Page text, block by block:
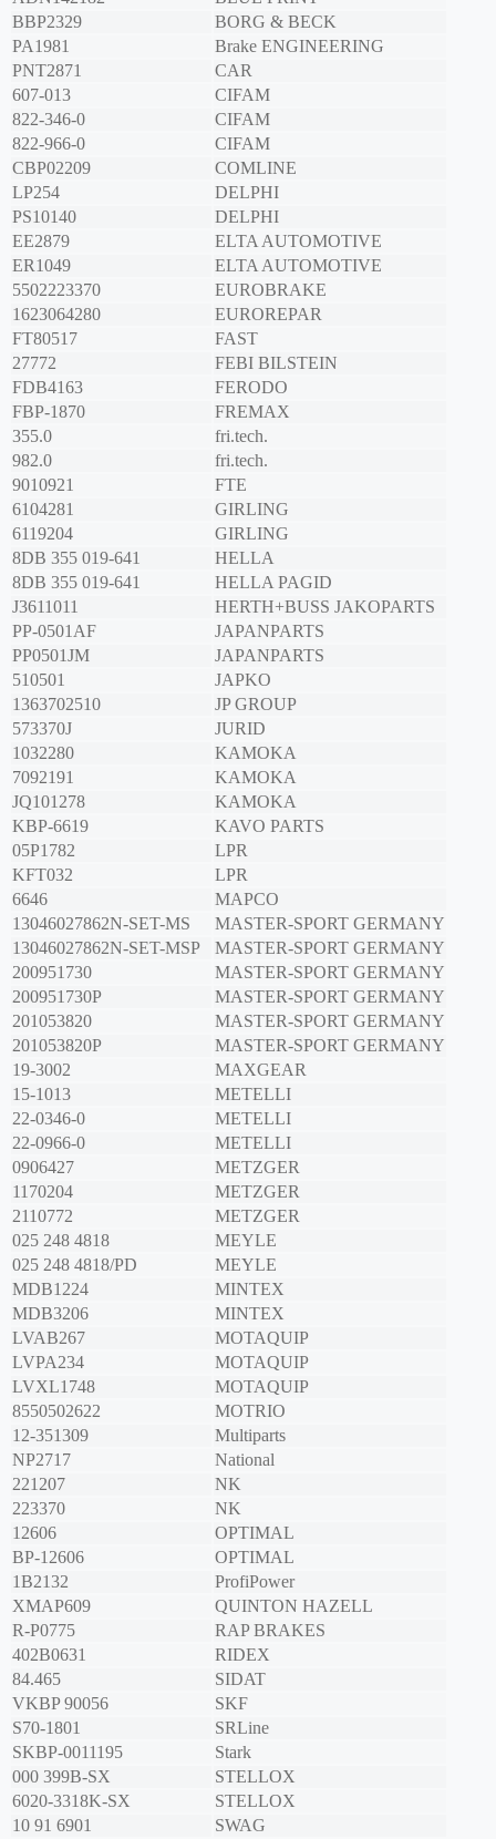
BBP2329
BORG & BECK
PA1981
Brake ENGINEERING
PNT2871
CAR
607-013
CIFAM
822-346-0
CIFAM
822-966-0
CIFAM
CBP02209
COMLINE
LP254
DELPHI
PS10140
DELPHI
EE2879
ELTA AUTOMOTIVE
ER1049
ELTA AUTOMOTIVE
5502223370
EUROBRAKE
1623064280
EUROREPAR
FT80517
FAST
27772
FEBI BILSTEIN
FDB4163
FERODO
FBP-1870
FREMAX
355.0
fri.tech.
982.0
fri.tech.
9010921
FTE
6104281
GIRLING
6119204
GIRLING
8DB 355 019-641
HELLA
8DB 355 019-641
HELLA PAGID
J3611011
HERTH+BUSS JAKOPARTS
PP-0501AF
JAPANPARTS
PP0501JM
JAPANPARTS
510501
JAPKO
1363702510
JP GROUP
573370J
JURID
1032280
KAMOKA
7092191
KAMOKA
JQ101278
KAMOKA
KBP-6619
KAVO PARTS
05P1782
LPR
KFT032
LPR
6646
MAPCO
13046027862N-SET-MS
MASTER-SPORT GERMANY
13046027862N-SET-MSP
MASTER-SPORT GERMANY
200951730
MASTER-SPORT GERMANY
200951730P
MASTER-SPORT GERMANY
201053820
MASTER-SPORT GERMANY
201053820P
MASTER-SPORT GERMANY
19-3002
MAXGEAR
15-1013
METELLI
22-0346-0
METELLI
22-0966-0
METELLI
0906427
METZGER
1170204
METZGER
2110772
METZGER
025 248 4818
MEYLE
025 248 4818/PD
MEYLE
MDB1224
MINTEX
MDB3206
MINTEX
LVAB267
MOTAQUIP
LVPA234
MOTAQUIP
LVXL1748
MOTAQUIP
8550502622
MOTRIO
12-351309
Multiparts
NP2717
National
221207
NK
223370
NK
12606
OPTIMAL
BP-12606
OPTIMAL
1B2132
ProfiPower
XMAP609
QUINTON HAZELL
R-P0775
RAP BRAKES
402B0631
RIDEX
84.465
SIDAT
VKBP 90056
SKF
S70-1801
SRLine
SKBP-0011195
Stark
000 399B-SX
STELLOX
6020-3318K-SX
STELLOX
10 91 6901
SWAG